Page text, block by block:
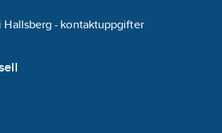
Hallsberg - kontaktuppgifter